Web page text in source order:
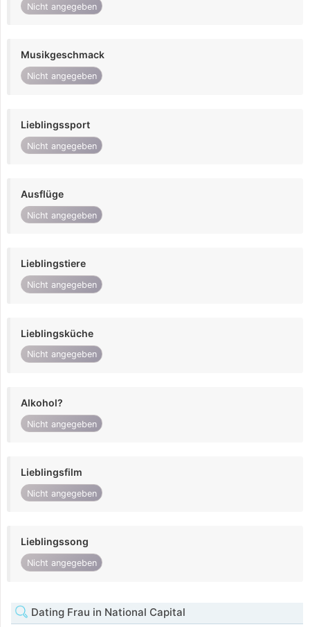
Nicht angegeben
Musikgeschmack
Nicht angegeben
Lieblingssport
Nicht angegeben
Ausflüge
Nicht angegeben
Lieblingstiere
Nicht angegeben
Lieblingsküche
Nicht angegeben
Alkohol?
Nicht angegeben
Lieblingsfilm
Nicht angegeben
Lieblingssong
Nicht angegeben
Dating Frau in National Capital